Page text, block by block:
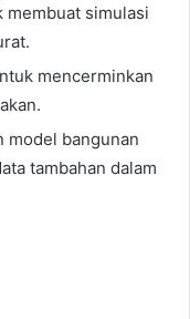
simulasi
mencerminkan
model bangunan
tambahan dalam